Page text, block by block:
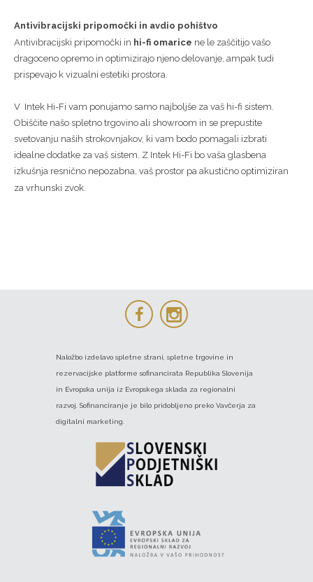
Antivibracijski pripomočki in avdio pohištvo
Antivibracijski pripomočki in hi-fi omarice ne le zaščitijo vašo
dragoceno opremo in optimizirajo njeno delovanje, ampak tudi
prispevajo k vizualni estetiki prostora.
V Intek Hi-Fi vam ponujamo samo najboljše za vaš hi-fi sistem.
Obiščite našo spletno trgovino ali showroom in se prepustite
svetovanju naših strokovnjakov, ki vam bodo pomagali izbrati
idealne dodatke za vaš sistem. Z Intek Hi-Fi bo vaša glasbena
izkušnja resnično nepozabna, vaš prostor pa akustično optimiziran
za vrhunski zvok.
Naložbo izdelavo spletne strani, spletne trgovine in
rezervacijske platforme sofinancirata Republika Slovenija
in Evropska unija iz Evropskega sklada za regionalni
razvoj. Sofinanciranje je bilo pridobljeno preko Vavčerja za
digitalni marketing.